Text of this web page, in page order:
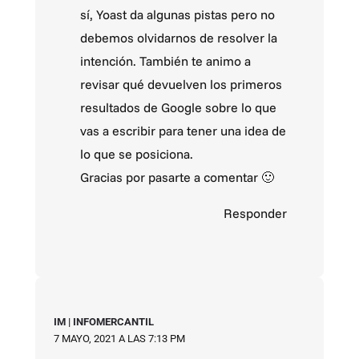
sí, Yoast da algunas pistas pero no
debemos olvidarnos de resolver la
intención. También te animo a
revisar qué devuelven los primeros
resultados de Google sobre lo que
vas a escribir para tener una idea de
lo que se posiciona.
Gracias por pasarte a comentar 🙂
Responder
IM | INFOMERCANTIL
7 MAYO, 2021 A LAS 7:13 PM